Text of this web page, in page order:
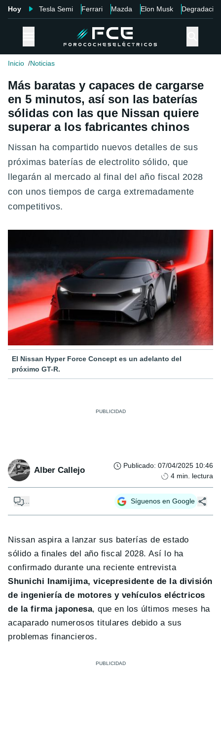
Hoy Tesla Semi Ferrari Mazda Elon Musk Degradación
Inicio Noticias
Más baratas y capaces de cargarse
en 5 minutos, así son las baterías
sólidas con las que Nissan quiere
superar a los fabricantes chinos
Nissan ha compartido nuevos detalles de sus
próximas baterías de electrolito sólido, que
llegarán al mercado al final del año fiscal 2028
con unos tiempos de carga extremadamente
competitivos.
El Nissan Hyper Force Concept es un adelanto del
próximo GT-R.
Alber Callejo Publicado: 07/04/2025 10:46
4 min. lectura
... Síguenos en Google
Nissan aspira a lanzar sus baterías de estado
sólido a finales del año fiscal 2028. Así lo ha
confirmado durante una reciente entrevista
Shunichi Inamijima, vicepresidente de la división
de ingeniería de motores y vehículos eléctricos
de la firma japonesa, que en los últimos meses ha
acaparado numerosos titulares debido a sus
problemas financieros.